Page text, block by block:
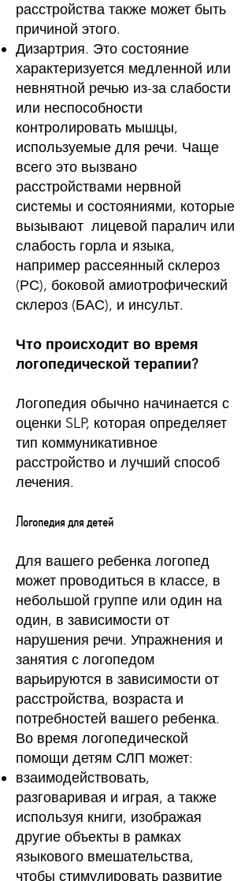
расстройства также может быть
причиной этого.
Дизартрия. Это состояние
характеризуется медленной или
невнятной речью из-за слабости
или неспособности
контролировать мышцы,
используемые для речи. Чаще
всего это вызвано
расстройствами нервной
системы и состояниями, которые
вызывают лицевой паралич или
слабость горла и языка,
например рассеянный склероз
(РС), боковой амиотрофический
склероз (БАС), и инсульт.
Что происходит во время
логопедической терапии?
Логопедия обычно начинается с
оценки SLP, которая определяет
тип коммуникативное
расстройство и лучший способ
лечения.
Логопедия для детей
Для вашего ребенка логопед
может проводиться в классе, в
небольшой группе или один на
один, в зависимости от
нарушения речи. Упражнения и
занятия с логопедом
варьируются в зависимости от
расстройства, возраста и
потребностей вашего ребенка.
Во время логопедической
помощи детям СЛП может:
взаимодействовать,
разговаривая и играя, а также
используя книги, изображая
другие объекты в рамках
языкового вмешательства,
чтобы стимулировать развитие